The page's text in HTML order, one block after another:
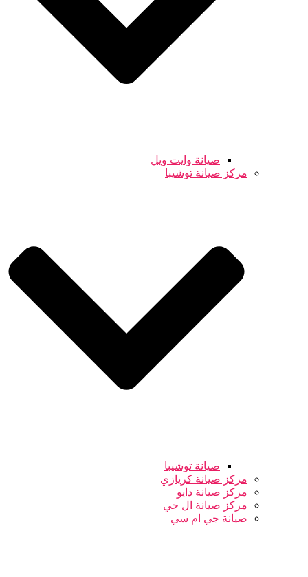
صيانة وايت ويل
مركز صيانة توشيبا
صيانة توشيبا
مركز صيانة كريازي
مركز صيانة دايو
مركز صيانة ال جي
صيانة جي ام سي